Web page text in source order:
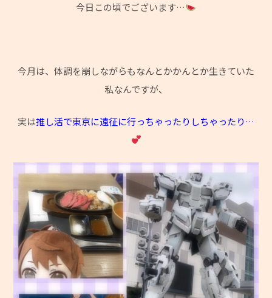
今日この頃でございます…
今月は、体調を崩しながらもなんとかかんとか生きていた
私なんですが、
実は推し活で東京に遠征に行っちゃったりしちゃったり…